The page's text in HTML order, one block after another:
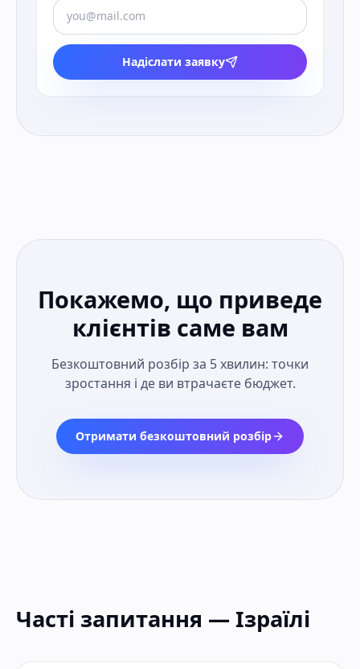
Надіслати заявку
Покажемо, що приведе
клієнтів саме вам
Безкоштовний розбір за 5 хвилин: точки
зростання і де ви втрачаєте бюджет.
Отримати безкоштовний розбір
Часті запитання — Ізраїлі